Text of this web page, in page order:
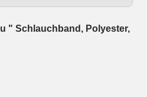
" Schlauchband, Polyester,